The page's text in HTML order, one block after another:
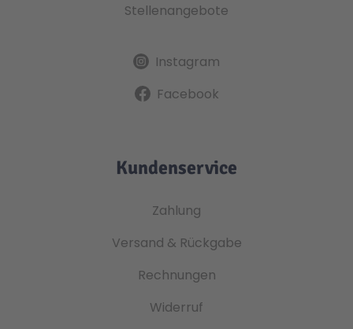
Stellenangebote
Instagram
Facebook
Kundenservice
Zahlung
Versand & Rückgabe
Rechnungen
Widerruf